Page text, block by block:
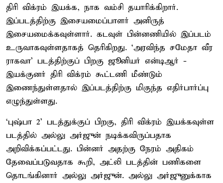
திரி விக்ரம் இயக்க, நாக வம்சி தயாரிக்கிறார்.
இப்படத்திற்கு இசையமைப்பாளர் அனிருத்
இசையமைக்கவுள்ளார். கடவுள் பின்னணியில் இப்படம்
உருவாகவுள்ளதாகத் தெரிகிறது. ‘அரவிந்த சமேதா வீர
ராகவா’ படத்திற்குப் பிறகு ஜூனியர் என்டிஆர் -
இயக்குனர் திரி விக்ரம் கூட்டணி மீண்டும்
இணைந்துள்ளதால் இப்படத்திற்கு மிகுந்த எதிர்பார்ப்பு
எழுந்துள்ளது.
‘புஷ்பா 2’ படத்துக்குப் பிறகு, திரி விக்ரம் இயக்கவுள்ள
படத்தில் அல்லு அர்ஜுன் நடிக்கவிருப்பதாக
அறிவிக்கப்பட்டது. பின்னர் அதற்கு நேரம் அதிகம்
தேவைப்படுவதாக கூறி, அட்லி படத்தின் பணிகளை
தொடங்கினார் அல்லு அர்ஜுன். அல்லு அர்ஜுனுக்காக